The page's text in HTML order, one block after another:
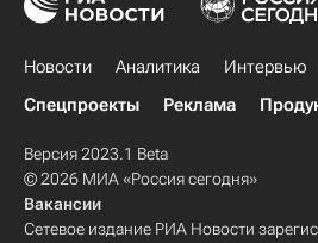
Новости Аналитика Интервью
Спецпроекты
Реклама
Версия 2023.1 Beta
© 2026 МИА «Россия сегодня»
Вакансии
Сетевое издание РИА Новости